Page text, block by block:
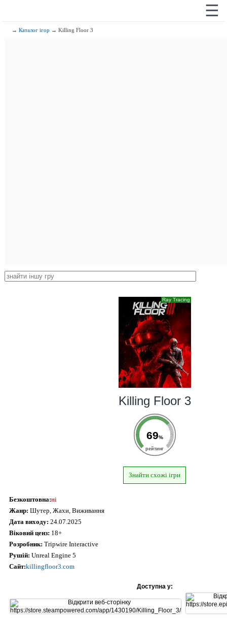
☰
→Каталог ігор → Killing Floor 3
Ray Tracing
Killing Floor 3
69%
рейтинг
Знайти схожі ігри
Безкоштовна:ні
Жанр: Шутер, Жахи, Виживання
Дата виходу: 24.07.2025
Віковий ценз: 18+
Розробник: Tripwire Interactive
Рушій: Unreal Engine 5
Сайт:killingfloor3.com
Доступна у: